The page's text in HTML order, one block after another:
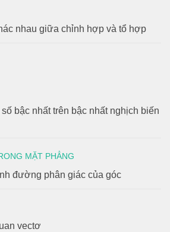
nhau giữa chỉnh hợp và tổ hợp
bậc nhất trên bậc nhất nghịch biến
MẶT PHẲNG
đường phân giác của góc
vectơ